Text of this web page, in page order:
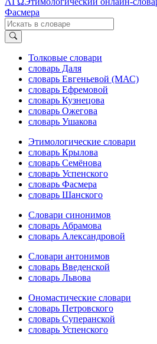
Фасмера
Толковые словари
словарь Даля
словарь Евгеньевой (МАС)
словарь Ефремовой
словарь Кузнецова
словарь Ожегова
словарь Ушакова
Этимологические словари
словарь Крылова
словарь Семёнова
словарь Успенского
словарь Фасмера
словарь Шанского
Словари синонимов
словарь Абрамова
словарь Александровой
Словари антонимов
словарь Введенской
словарь Львова
Ономастические словари
словарь Петровского
словарь Суперанской
словарь Успенского